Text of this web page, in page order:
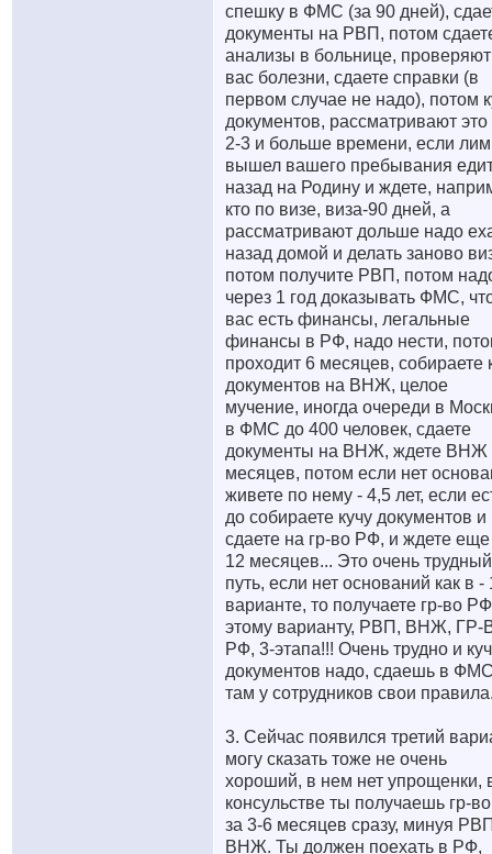
спешку в ФМС (за 90 дней),
документы на РВП, потом
анализы в больнице,
вас болезни, сдаете справки (в
первом случае не надо), потом
документов, рассматривают это
2-3 и больше времени, если
вышел вашего пребывания
назад на Родину и ждете,
кто по визе, виза-90 дней, а
рассматривают дольше надо
назад домой и делать заново
потом получите РВП, потом
через 1 год доказывать ФМС,
вас есть финансы, легальные
финансы в РФ, надо нести,
проходит 6 месяцев, собираете
документов на ВНЖ, целое
мучение, иногда очереди в
в ФМС до 400 человек, сдаете
документы на ВНЖ, ждете ВНЖ
месяцев, потом если нет
живете по нему - 4,5 лет, если
до собираете кучу документов и
сдаете на гр-во РФ, и ждете
12 месяцев... Это очень трудный
путь, если нет оснований как в -
варианте, то получаете гр-во
этому варианту, РВП, ВНЖ, ГР-
РФ, 3-этапа!!! Очень трудно и
документов надо, сдаешь в
там у сотрудников свои
3. Сейчас появился третий
могу сказать тоже не очень
хороший, в нем нет упрощенки,
консульстве ты получаешь гр-
за 3-6 месяцев сразу, минуя
ВНЖ. Ты должен поехать в РФ,